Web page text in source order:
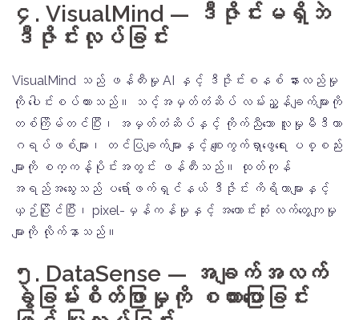
၄. VisualMind — ဒီဇိုင်းမရှိဘဲ
ဒီဇိုင်းလုပ်ခြင်း
VisualMind သည် ဖန်တီးမှု AI နှင့် ဒီဇိုင်းစနစ် နားလည်မှု
ကို ပေါင်းစပ်ထားသည်။ သင့်အမှတ်တံဆိပ် လမ်းညွှန်ချက်များကို
တစ်ကြိမ်တင်ပြီး၊ အမှတ်တံဆိပ်နှင့် ကိုက်ညီသော လူမှုမီဒီယာ
ဂရပ်ဖစ်များ၊ တင်ပြချက်များနှင့် စျေးကွက်ရှာဖွေရေး ပစ္စည်း
များကို စက္ကန့်ပိုင်းအတွင်း ဖန်တီးသည်။ ထုတ်ကုန်
အရည်အသွေးသည် ပရော်ဖက်ရှင်နယ် ဒီဇိုင်း ကိရိယာများနှင့်
ယှဉ်ပြိုင်ပြီး၊ pixel-မှန်ကန်မှုနှင့် အကောင်းဆုံး လက်တွေ့ကျမှု
များကို လိုက်နာသည်။
၅. DataSense — အချက်အလက်
ခွဲခြမ်းစိတ်ဖြာမှုကို စကားပြောခြင်း